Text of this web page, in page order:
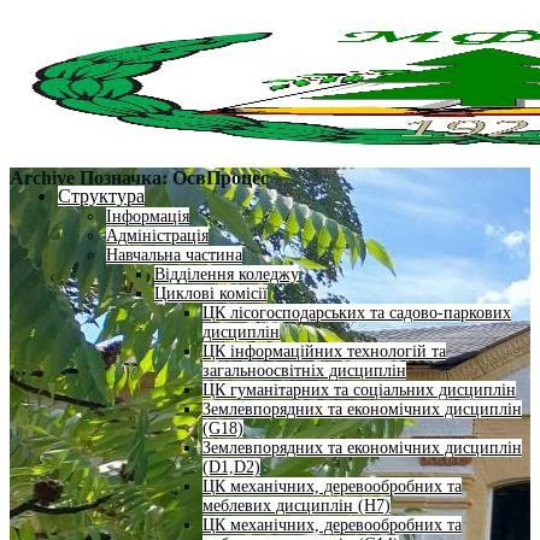
Структура
Інформація
Адміністрація
Навчальна частина
Відділення коледжу
Циклові комісії
ЦК лісогосподарських та садово-паркових
дисциплін
ЦК інформаційних технологій та
загальноосвітніх дисциплін
ЦК гуманітарних та соціальних дисциплін
Землевпорядних та економічних дисциплін
(G18)
Землевпорядних та економічних дисциплін
(D1,D2)
ЦК механічних, деревообробних та
меблевих дисциплін (H7)
ЦК механічних, деревообробних та
Archive Позначка:ОсвПроцес